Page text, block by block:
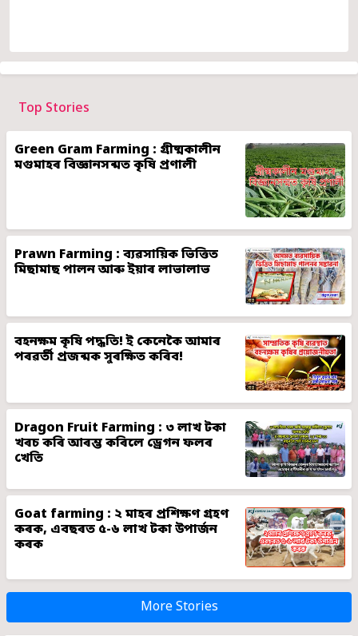
Top Stories
Green Gram Farming : গ্ৰীষ্মকালীন
মগুমাহৰ বিজ্ঞানসন্মত কৃষি প্ৰণালী
Prawn Farming : ব্যৱসায়িক ভিত্তিত
মিছামাছ পালন আৰু ইয়াৰ লাভালাভ
বহনক্ষম কৃষি পদ্ধতি! ই কেনেকৈ আমাৰ
পৰৱৰ্তী প্ৰজন্মক সুৰক্ষিত কৰিব!
Dragon Fruit Farming : ৩ লাখ টকা
খৰচ কৰি আৰম্ভ কৰিলে ড্ৰেগন ফলৰ
খেতি
Goat farming : ২ মাহৰ প্ৰশিক্ষণ গ্ৰহণ
কৰক, এবছৰত ৫-৬ লাখ টকা উপাৰ্জন
কৰক
More Stories